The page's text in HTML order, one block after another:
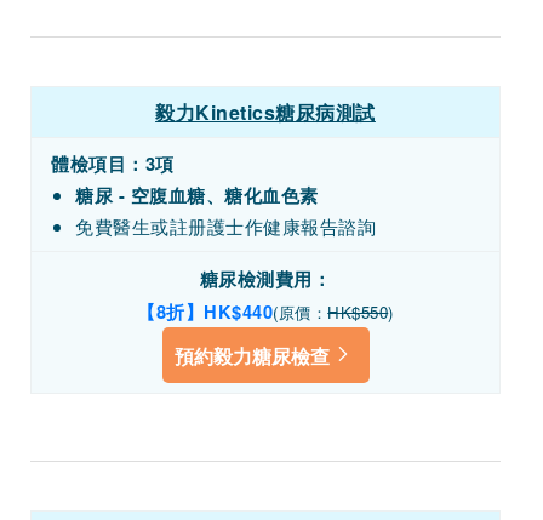
毅力Kinetics糖尿病測試
體檢項目： 3項
糖尿 - 空腹血糖、糖化血色素
免費醫生或註册護士作健康報告諮詢
糖尿檢測費用：
【8折】HK$440(原價：HK$550)
預約毅力糖尿檢查